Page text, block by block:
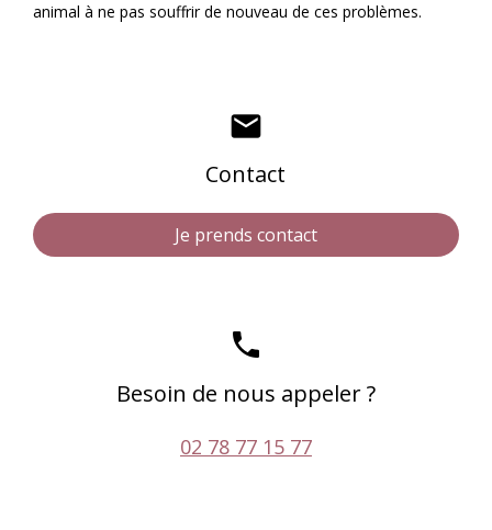
animal à ne pas souffrir de nouveau de ces problèmes.
mail
Contact
Je prends contact
phone
Besoin de nous appeler ?
02 78 77 15 77